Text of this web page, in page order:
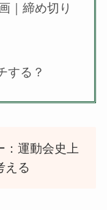
｜締め切り
する？
：運動会史上
える